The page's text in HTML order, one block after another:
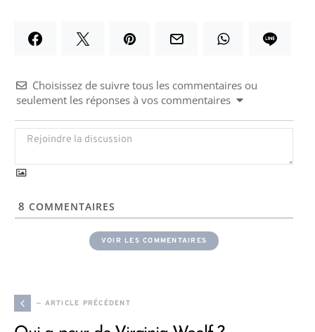
Choisissez de suivre tous les commentaires ou
seulement les réponses à vos commentaires
8 COMMENTAIRES
VOIR LES COMMENTAIRES
— ARTICLE PRÉCÉDENT